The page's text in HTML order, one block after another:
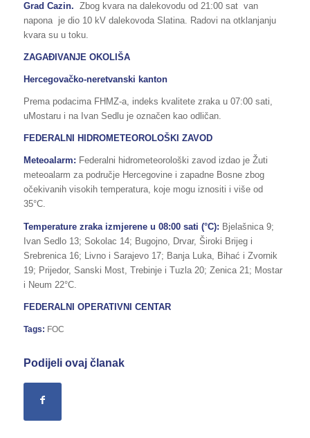
Grad Cazin. Zbog kvara na dalekovodu od 21:00 sat van
napona je dio 10 kV dalekovoda Slatina. Radovi na otklanjanju
kvara su u toku.
ZAGAĐIVANJE OKOLIŠA
Hercegovačko-neretvanski kanton
Prema podacima FHMZ-a, indeks kvalitete zraka u 07:00 sati,
uMostaru i na Ivan Sedlu je označen kao odličan.
FEDERALNI HIDROMETEOROLOŠKI ZAVOD
Meteoalarm: Federalni hidrometeorološki zavod izdao je Žuti
meteoalarm za područje Hercegovine i zapadne Bosne zbog
očekivanih visokih temperatura, koje mogu iznositi i više od
35°C.
Temperature zraka izmjerene u 08:00 sati (°C): Bjelašnica 9;
Ivan Sedlo 13; Sokolac 14; Bugojno, Drvar, Široki Brijeg i
Srebrenica 16; Livno i Sarajevo 17; Banja Luka, Bihać i Zvornik
19; Prijedor, Sanski Most, Trebinje i Tuzla 20; Zenica 21; Mostar
i Neum 22°C.
FEDERALNI OPERATIVNI CENTAR
Tags: FOC
Podijeli ovaj članak